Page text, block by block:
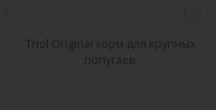
Triol Original корм для крупных
попугаев